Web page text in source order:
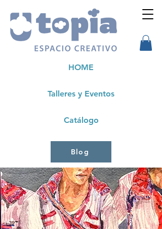
Talleres y Eventos
HOME
Catálogo
Blog